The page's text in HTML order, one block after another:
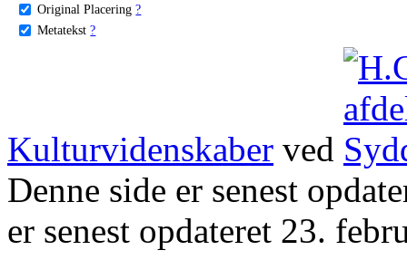
Original Placering ?
Metatekst ?
Kulturvidenskaber ved
Denne side er senest
er senest opdateret 23.